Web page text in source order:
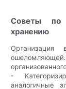
Советы по
хранению
-
аналогичные